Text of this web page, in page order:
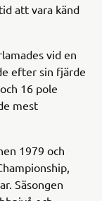
att vara känd
vid en
efter sin fjärde
16 pole
mest
1979 och
Säsongen